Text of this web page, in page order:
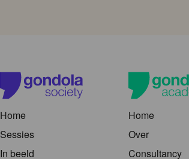
Home
Sessies
In beeld
Home
Over
Consultancy